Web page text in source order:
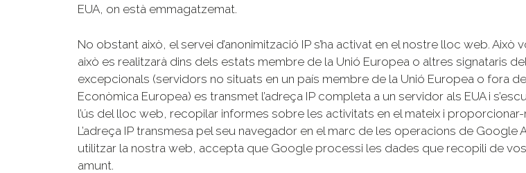
EUA, on està emmagatzemat.
No obstant això, el servei d’anonimització IP s’ha activat en el nostre lloc web.
això es realitzarà dins dels estats membre de la Unió Europea o altres signataris
excepcionals (servidors no situats en un país membre de la Unió Europea o fora
Econòmica Europea) es transmet l’adreça IP completa a un servidor als EUA i
l’ús del lloc web, recopilar informes sobre les activitats en el mateix i
L’adreça IP transmesa pel seu navegador en el marc de les operacions de
utilitzar la nostra web, accepta que Google processi les dades que recopili de
amunt.